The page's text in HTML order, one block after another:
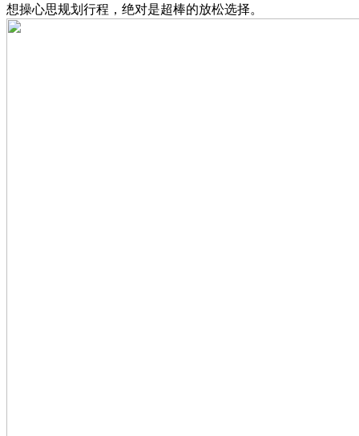
想操心思规划行程，绝对是超棒的放松选择。